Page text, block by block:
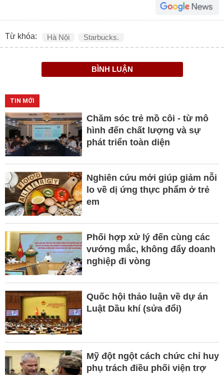
Từ khóa: Hà Nội Starbucks.
BÌNH LUẬN
TIN MỚI
Chăm sóc trẻ mồ côi - từ mô
hình đến chất lượng và sự
phát triển toàn diện
Nghiên cứu mới giúp giảm nỗi
lo về dị ứng thực phẩm ở trẻ
em
Phối hợp xử lý đến cùng các
vướng mắc, không đẩy doanh
nghiệp đi vòng
Quốc hội thảo luận về dự án
Luật Dầu khí (sửa đổi)
Mỹ đột ngột cách chức chỉ huy
phụ trách điều phối viện trợ